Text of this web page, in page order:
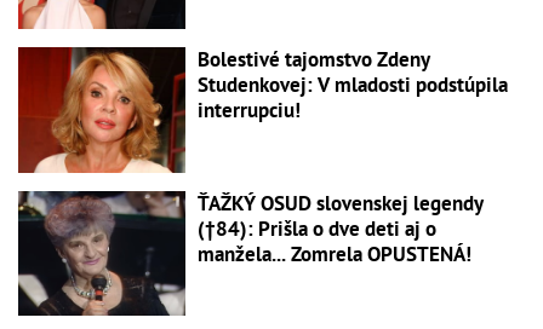
Bolestivé tajomstvo Zdeny
Studenkovej: V mladosti podstúpila
interrupciu!
ŤAŽKÝ OSUD slovenskej legendy
(†84): Prišla o dve deti aj o
manžela... Zomrela OPUSTENÁ!